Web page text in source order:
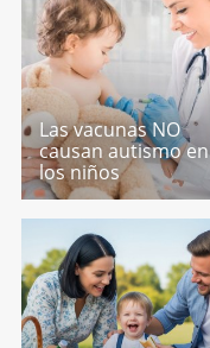
Las vacunas NO
causan autismo en
los niños